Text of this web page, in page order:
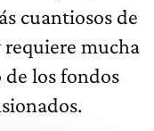
cuantiosos de
mucha
los fondos